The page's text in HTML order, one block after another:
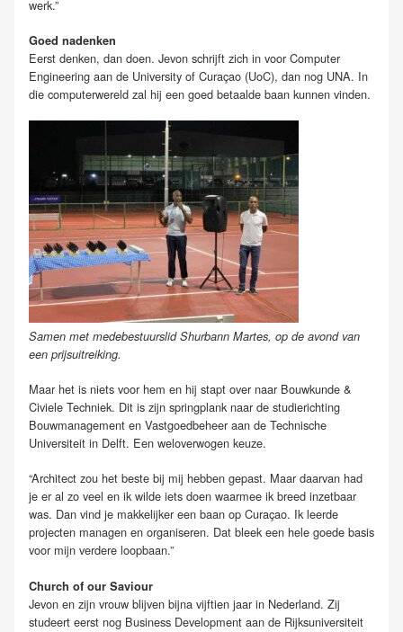
werk.”
Goed nadenken
Eerst denken, dan doen. Jevon schrijft zich in voor Computer
Engineering aan de University of Curaçao (UoC), dan nog UNA. In
die computerwereld zal hij een goed betaalde baan kunnen vinden.
Samen met medebestuurslid Shurbann Martes, op de avond van
een prijsuitreiking.
Maar het is niets voor hem en hij stapt over naar Bouwkunde &
Civiele Techniek. Dit is zijn springplank naar de studierichting
Bouwmanagement en Vastgoedbeheer aan de Technische
Universiteit in Delft. Een weloverwogen keuze.
“Architect zou het beste bij mij hebben gepast. Maar daarvan had
je er al zo veel en ik wilde iets doen waarmee ik breed inzetbaar
was. Dan vind je makkelijker een baan op Curaçao. Ik leerde
projecten managen en organiseren. Dat bleek een hele goede basis
voor mijn verdere loopbaan.”
Church of our Saviour
Jevon en zijn vrouw blijven bijna vijftien jaar in Nederland. Zij
studeert eerst nog Business Development aan de Rijksuniversiteit